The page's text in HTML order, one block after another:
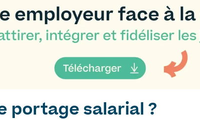
portage salarial ?